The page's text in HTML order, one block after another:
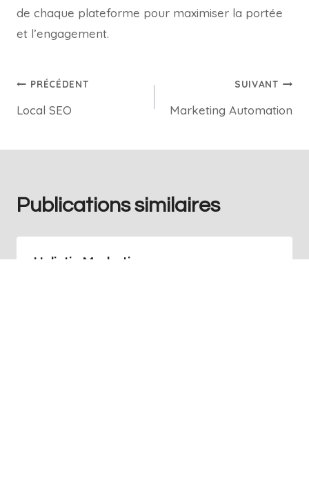
de chaque plateforme pour maximiser la portée
et l’engagement.
PRÉCÉDENT
Local SEO
SUIVANT
Marketing Automation
Publications similaires
Holistic Marketing